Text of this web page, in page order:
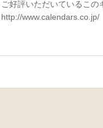
好評いただいているこの
www.calendars.co.jp/